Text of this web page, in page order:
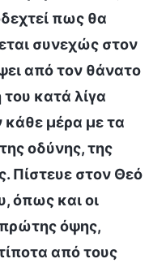
πως θα
συνεχώς στον
από τον θάνατο
κατά λίγα
κάθε μέρα με τα
οδύνης, της
Πίστευε στον Θεό
όπως και οι
όψης,
από τους